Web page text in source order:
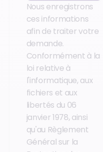
Nous enregistrons
ces informations
afin de traiter votre
demande.
Conformément à la
loi relative à
l'informatique, aux
fichiers et aux
libertés du 06
janvier 1978, ainsi
qu'au Règlement
Général sur la